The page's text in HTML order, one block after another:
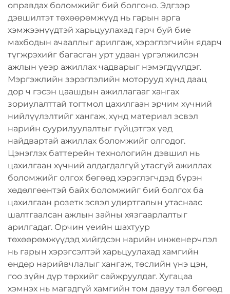
оправдах боломжийг бий болгоно. Эдгээр
дэвшилтэт төхөөрөмжүүд нь гарын арга
хэмжээнүүдтэй харьцуулахад гарч буй бие
махбодын ачааллыг арилгаж, хэрэглэгчийн ядарч
түгжрэхийг багасган урт удаан үргэлжилсэн
ажлын үеэр ажиллах чадварыг нэмэгдүүлдэг.
Мэргэжлийн зэрэглэлийн моторууд хүнд даац
дор ч гэсэн цаашдын ажиллагааг хангах
зориулалттай тогтмол цахилгаан эрчим хүчний
нийлүүлэлтийг хангаж, хүнд материал эсвэл
нарийн суурилуулалтыг гүйцэтгэх үед
найдвартай ажиллах боломжийг олгодог.
Цэнэглэх баттерейн технологийн дэвшил нь
цахилгаан хүчний алдагдалгүй утасгүй ажиллах
боломжийг олгох бөгөөд хэрэглэгчдэд бүрэн
хөдөлгөөнтэй байх боломжийг бий болгох ба
цахилгаан розетк эсвэл удиртгалын утаснаас
шалтгаалсан ажлын зайны хязгаарлалтыг
арилгадаг. Орчин үеийн шахтуур
төхөөрөмжүүдэд хийгдсэн нарийн инженерчлэл
нь гарын хэрэгсэлтэй харьцуулахад хамгийн
өндөр нарийвчлалыг хангаж, төслийн үнэ цэн,
гоо зүйн дүр төрхийг сайжруулдаг. Хугацаа
хэмнэх нь магадгүй хамгийн том давуу тал бөгөөд